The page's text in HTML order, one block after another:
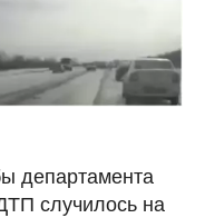
департамента
случилось на